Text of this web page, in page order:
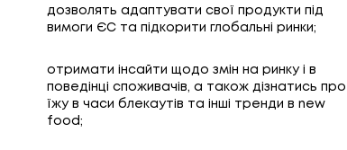
дозволять адаптувати свої продукти під
вимоги ЄС та підкорити глобальні ринки;
отримати інсайти щодо змін на ринку і в
поведінці споживачів, а також дізнатись про
їжу в часи блекаутів та інші тренди в new
food;